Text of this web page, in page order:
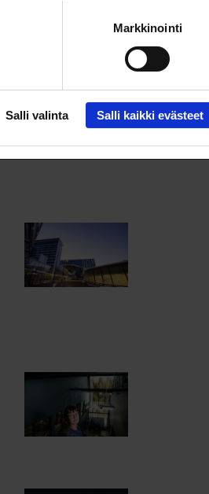
Markkinointi
Salli valinta Salli kaikki evästeet